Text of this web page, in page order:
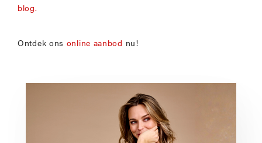
blog.
Ontdek ons online aanbod nu!